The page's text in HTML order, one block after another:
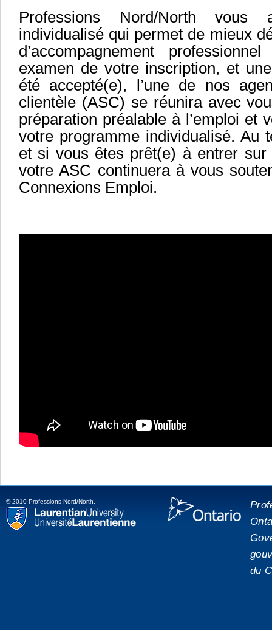
Professions Nord/North vous
individualisé qui permet de mieux
d’accompagnement
examen de votre inscription, et
été accepté(e), l’une de nos
clientèle (ASC) se réunira avec
préparation préalable à l’emploi et
votre programme individualisé. Au
et si vous êtes prêt(e) à entrer
votreASC continuera à vous
Connexions Emploi.
© 2010 Professions Nord/North.
du